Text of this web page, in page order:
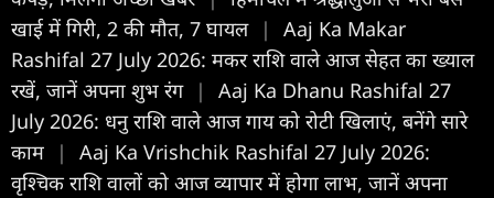
खाई में गिरी, 2 की मौत, 7 घायल |
Aaj Ka Makar
Rashifal 27 July 2026: मकर राशि वाले आज सेहत का ख्याल
रखें, जानें अपना शुभ रंग |
Aaj Ka Dhanu Rashifal 27
July 2026: धनु राशि वाले आज गाय को रोटी खिलाएं, बनेंगे सारे
काम
|
Aaj Ka Vrishchik Rashifal 27 July 2026:
वृश्चिक राशि वालों को आज व्यापार में होगा लाभ, जानें अपना